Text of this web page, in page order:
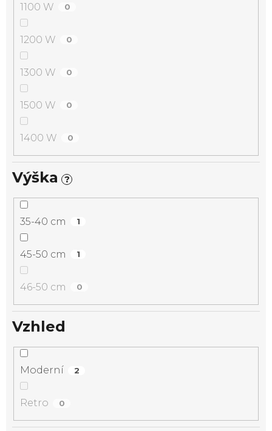
1100 W 0
1200 W 0
1300 W 0
1500 W 0
1400 W 0
Výška ?
35-40 cm 1
45-50 cm 1
46-50 cm 0
Vzhled
Moderní 2
Retro 0